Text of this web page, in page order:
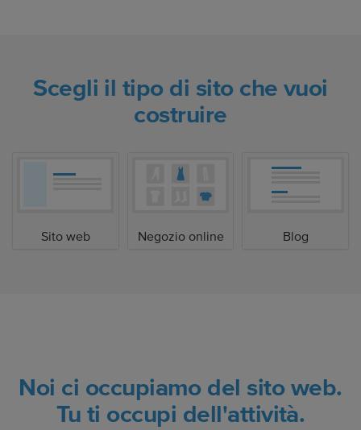
Scegli il tipo di sito che vuoi
costruire
Sito web Negozio online Blog
Noi ci occupiamo del sito web.
Tu ti occupi dell'attività.